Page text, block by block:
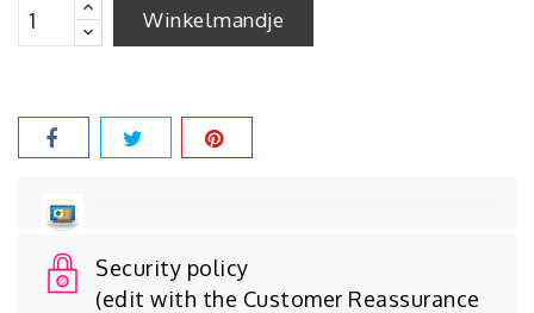
Winkelmandje
Security policy
(edit with the Customer Reassurance